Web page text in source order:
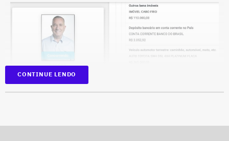
CONTINUE LENDO